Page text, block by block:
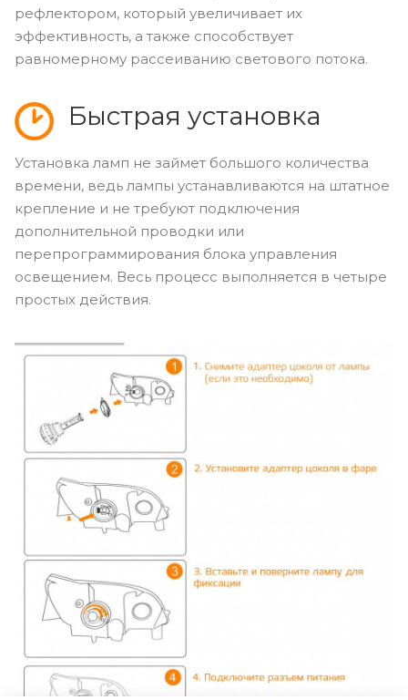
рефлектором, который увеличивает их
эффективность, а также способствует
равномерному рассеиванию светового потока.
Быстрая установка
Установка ламп не займет большого количества
времени, ведь лампы устанавливаются на штатное
крепление и не требуют подключения
дополнительной проводки или
перепрограммирования блока управления
освещением. Весь процесс выполняется в четыре
простых действия.